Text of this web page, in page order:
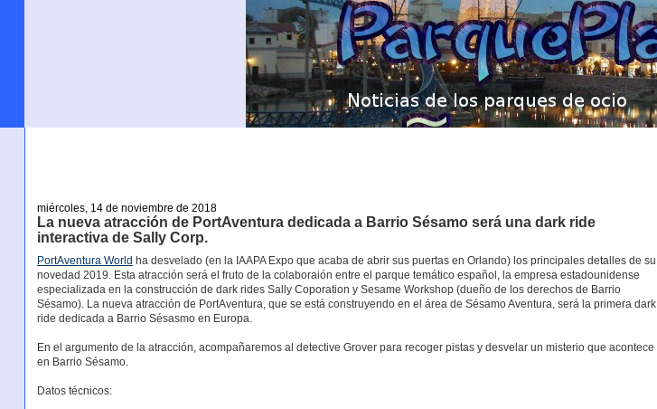
miércoles, 14 de noviembre de 2018
La nueva atracción de PortAventura dedicada a Barrio Sésamo será una dark ride
interactiva de Sally Corp.
PortAventura World ha desvelado (en la IAAPA Expo que acaba de abrir sus puertas en Orlando) los principales detalles de su
novedad 2019. Esta atracción será el fruto de la colaboraión entre el parque temático español, la empresa estadounidense
especializada en la construcción de dark rides Sally Coporation y Sesame Workshop (dueño de los derechos de Barrio
Sésamo). La nueva atracción de PortAventura, que se está construyendo en el área de Sésamo Aventura, será la primera dark
ride dedicada a Barrio Sésasmo en Europa.
En el argumento de la atracción, acompañaremos al detective Grover para recoger pistas y desvelar un misterio que acontece
en Barrio Sésamo.
Datos técnicos: